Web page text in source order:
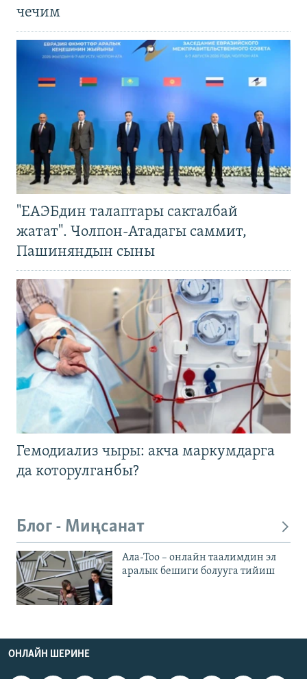
чечим
"ЕАЭБдин талаптары сакталбай
жатат". Чолпон-Атадагы саммит,
Пашиняндын сыны
Гемодиализ чыры: акча маркумдарга
да которулганбы?
Блог - Миңсанат
Ала-Тоо – онлайн таалимдин эл
аралык бешиги болууга тийиш
ОНЛАЙН ШЕРИНЕ